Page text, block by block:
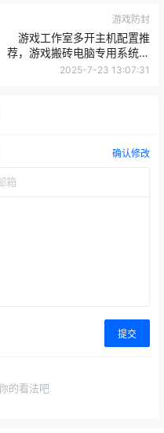
游戏防封
游戏工作室多开主机配置推
荐，游戏搬砖电脑专用系统安
装教程
2025-7-23 13:07:31
确认修改
提交
的看法吧